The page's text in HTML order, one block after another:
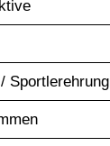
Sportlerehrung